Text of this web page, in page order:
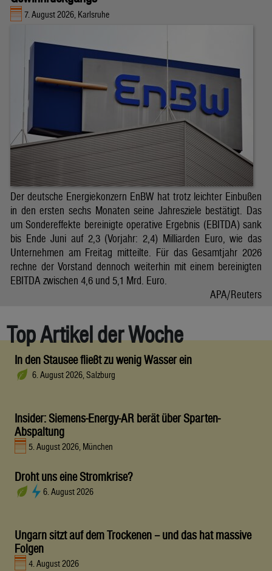
7. August 2026, Karlsruhe
Der deutsche Energiekonzern EnBW hat trotz leichter Einbußen
in den ersten sechs Monaten seine Jahresziele bestätigt. Das
um Sondereffekte bereinigte operative Ergebnis (EBITDA) sank
bis Ende Juni auf 2,3 (Vorjahr: 2,4) Milliarden Euro, wie das
Unternehmen am Freitag mitteilte. Für das Gesamtjahr 2026
rechne der Vorstand dennoch weiterhin mit einem bereinigten
EBITDA zwischen 4,6 und 5,1 Mrd. Euro.
APA/Reuters
Top Artikel der Woche
In den Stausee fließt zu wenig Wasser ein
6. August 2026, Salzburg
Insider: Siemens-Energy-AR berät über Sparten-
Abspaltung
5. August 2026, München
Droht uns eine Stromkrise?
6. August 2026
Ungarn sitzt auf dem Trockenen – und das hat massive
Folgen
4. August 2026